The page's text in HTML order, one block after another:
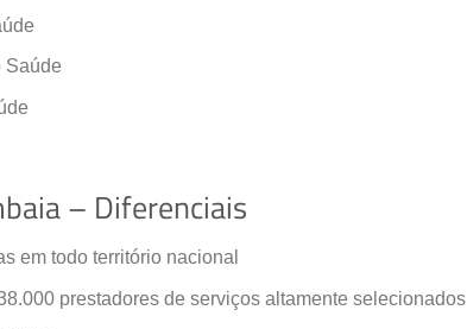
Saúde
– Diferenciais
em todo território nacional
prestadores de serviços altamente selecionados